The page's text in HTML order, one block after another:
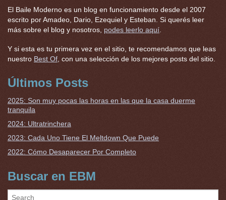
El Baile Moderno es un blog en funcionamiento desde el 2007
escrito por Amadeo, Dario, Ezequiel y Esteban. Si querés leer
más sobre el blog y nosotros, podes leerlo aquí
Y si esta es tu primera vez en el sitio, te recomendamos que leas
nuestro Best Of , con una selección de los mejores posts del sitio.
Últimos Posts
2025: Son muy pocas las horas en las que la casa duerme
tranquila
2024: Ultratrinchera
2023: Cada Uno Tiene El Meltdown Que Puede
2022: Cómo Desaparecer Por Completo
Buscar en EBM